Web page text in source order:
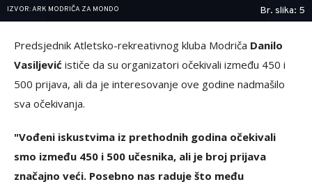
IZVOR: ARK MODRIČA ZA MONDO Br. slika: 5
Predsjednik Atletsko-rekreativnog kluba Modriča Danilo
Vasiljević ističe da su organizatori očekivali između 450 i
500 prijava, ali da je interesovanje ove godine nadmašilo
sva očekivanja.
"Vođeni iskustvima iz prethodnih godina očekivali
smo između 450 i 500 učesnika, ali je broj prijava
značajno veći. Posebno nas raduje što među